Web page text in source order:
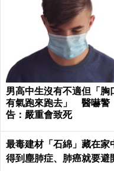
男高中生沒有不適但「胸
有氣跑來跑去」 醫嚇警
告：嚴重會致死
最毒建材「石綿」藏在家
得到塵肺症、肺癌就要避